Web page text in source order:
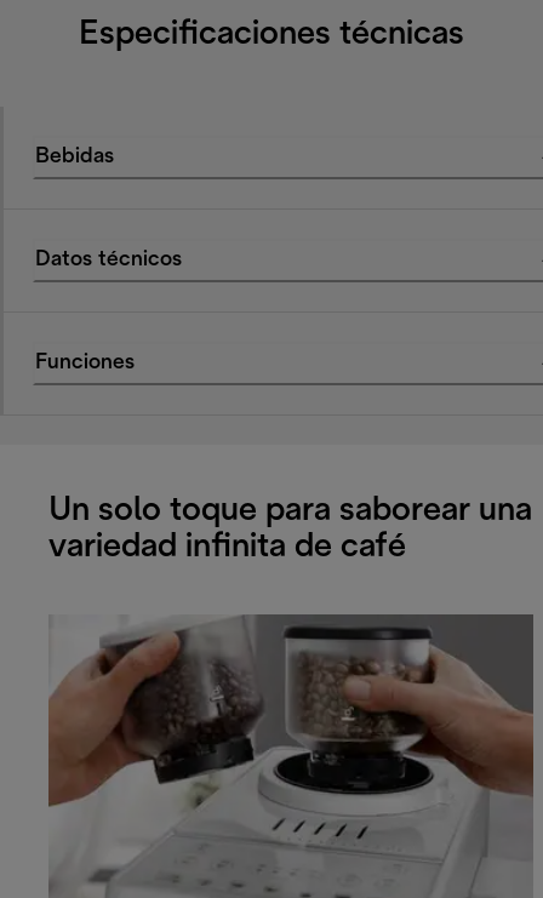
Especificaciones técnicas
Bebidas
Datos técnicos
Funciones
Un solo toque para saborear una
variedad infinita de café